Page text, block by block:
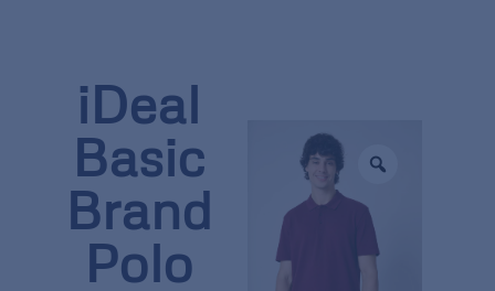
iDeal
Basic
Brand
Polo